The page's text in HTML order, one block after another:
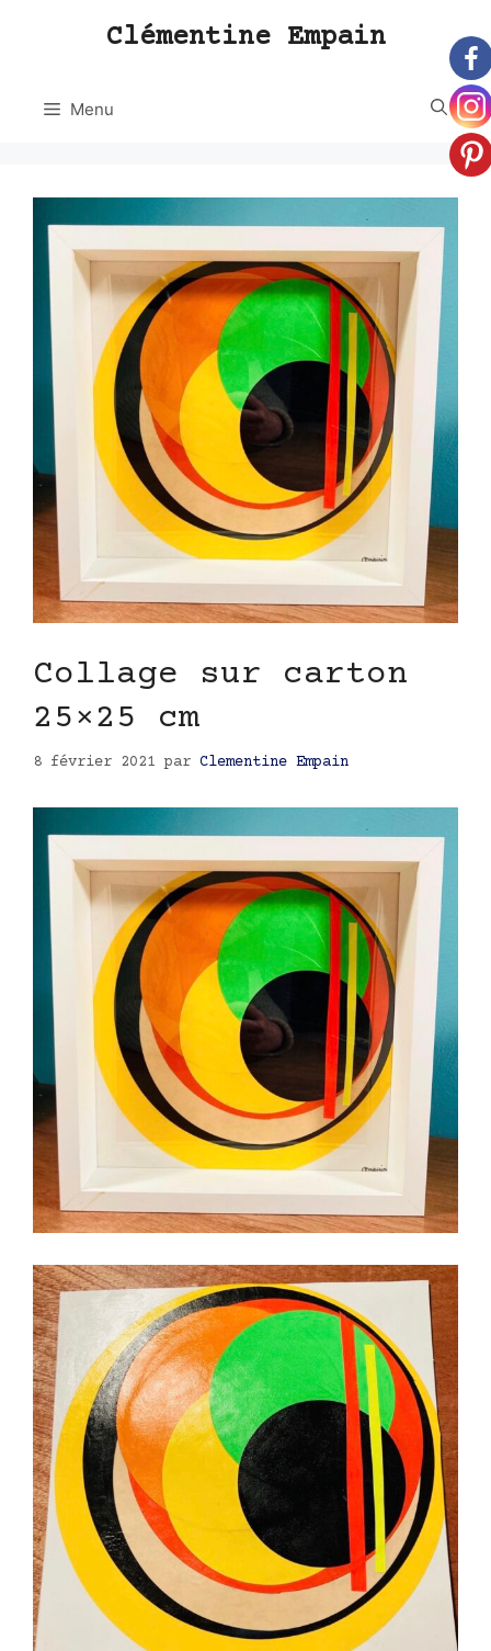
Clémentine Empain
Menu
Collage sur carton
25×25 cm
8 février 2021 par Clementine Empain